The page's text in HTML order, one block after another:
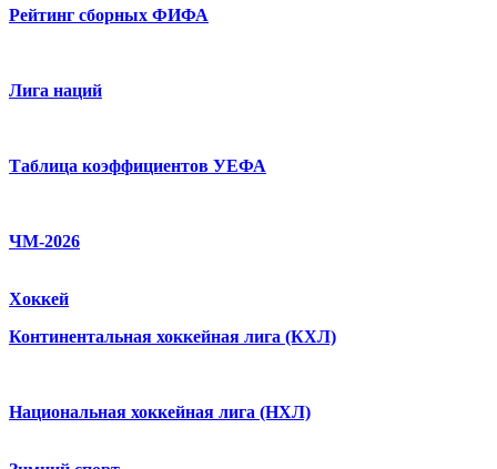
Рейтинг сборных ФИФА
Лига наций
Таблица коэффициентов УЕФА
ЧМ-2026
Хоккей
Континентальная хоккейная лига (КХЛ)
Национальная хоккейная лига (НХЛ)